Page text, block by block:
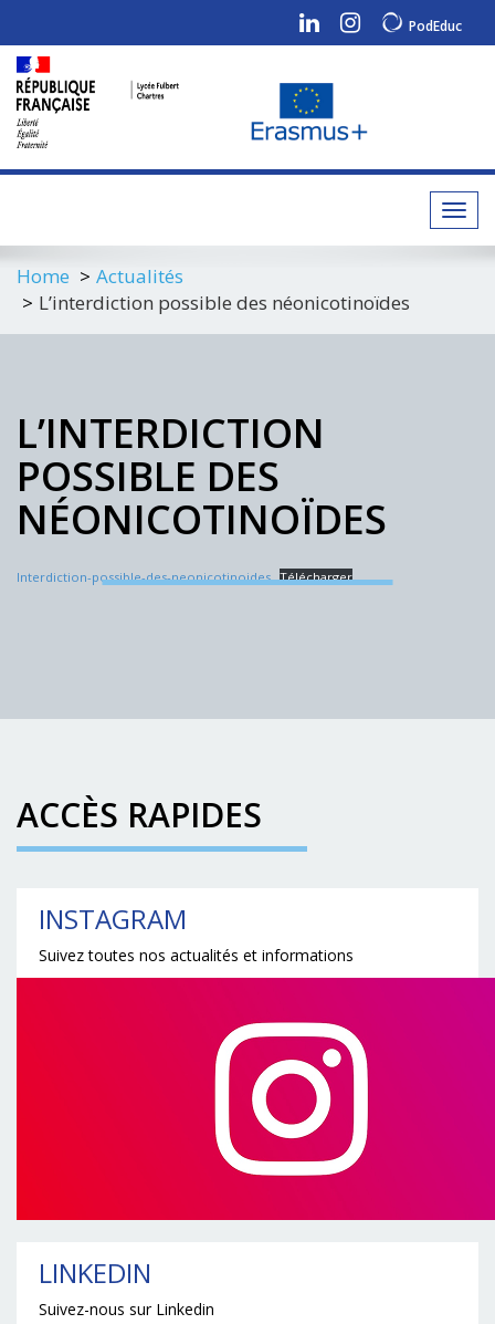
PodEduc
Home
Actualités
L’interdiction possible des néonicotinoïdes
L’INTERDICTION
POSSIBLE DES
NÉONICOTINOÏDES
Interdiction-possible-des-neonicotinoides Télécharger
ACCÈS RAPIDES
INSTAGRAM
Suivez toutes nos actualités et informations
LINKEDIN
Suivez-nous sur Linkedin